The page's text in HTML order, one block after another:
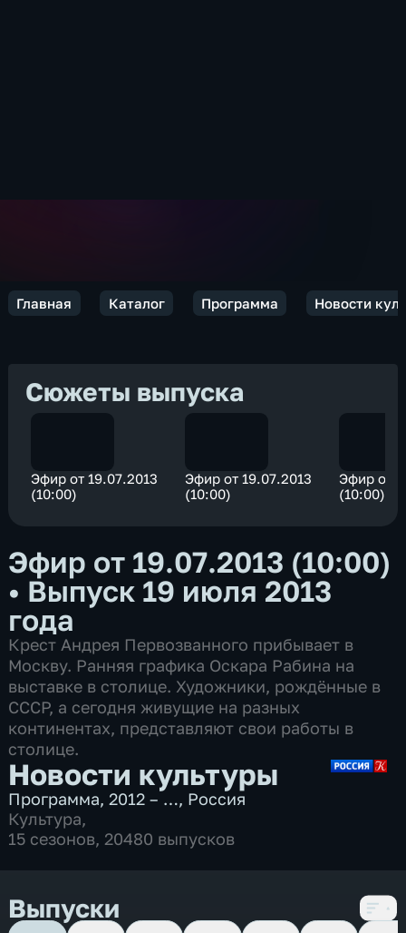
Главная Каталог Программа Новости
Сюжеты выпуска
Эфир от 19.07.2013
(10:00)
Эфир от 19.07.2013
(10:00)
Эфир от
(10:00)
Эфир от 19.07.2013 (10:00)
• Выпуск 19 июля 2013
года
Крест Андрея Первозванного прибывает в
Москву. Ранняя графика Оскара Рабина на
выставке в столице. Художники, рождённые в
СССР, а сегодня живущие на разных
континентах, представляют свои работы в
столице.
Новости культуры
Программа,2012 – …, Россия
Культура,
15 сезонов, 20480 выпусков
Выпуски